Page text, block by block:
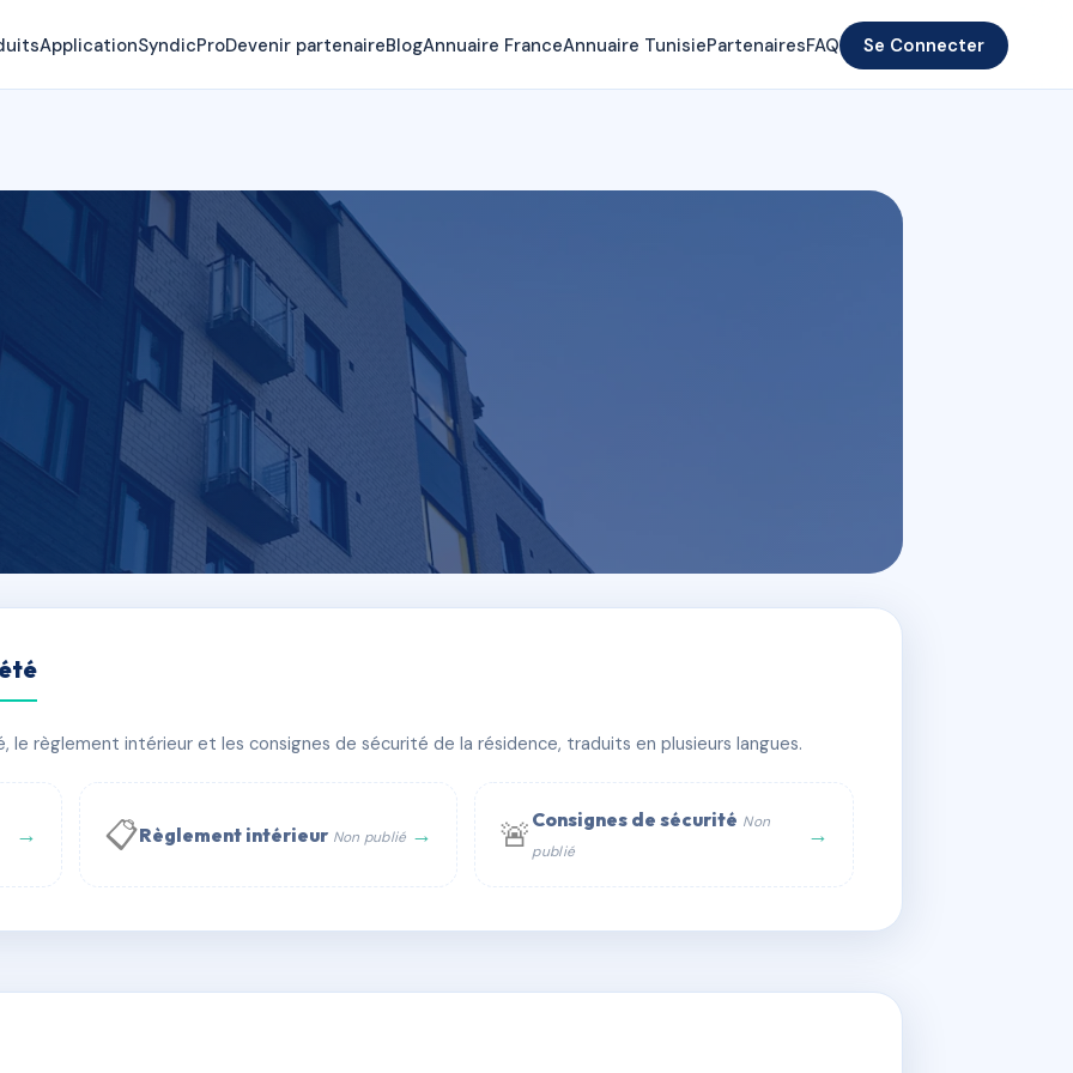
ApplicationSyndicProDevenir partenaireBlogAnnuaire FranceAnnuaire TunisiePartenairesFAQ Se Connecter
WhatsApp
règlement intérieur et les consignes de sécurité de la résidence, traduits en plusieurs langues.
→ 📋Règlement intérieur Non publié → 🚨 Consignes de sécurité Non
publié
→
AC6624605 🇫🇷